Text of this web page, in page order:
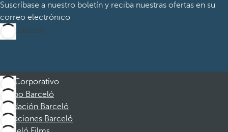
Suscríbase a nuestro boletín y reciba nuestras ofertas en su
correo electrónico
Suscribirme
Corporativo
Grupo Barceló
Fundación Barceló
Vacaciones Barceló